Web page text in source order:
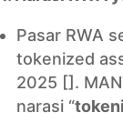
Pasar RWA
tokenized
2025 [].
narasi “